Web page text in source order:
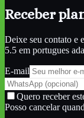
Receber
Deixe seu contato e
5.5 em portugues
E-mail
Quero receber
Posso cancelar